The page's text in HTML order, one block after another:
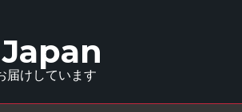
届けしています